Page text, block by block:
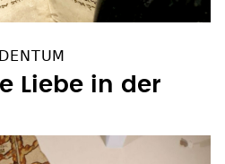
Liebe in der